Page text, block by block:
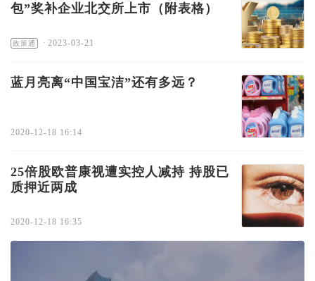
包”奖补企业北交所上市（附表格）
政策通 · 2023-03-21
蓝月亮离“中国宝洁”还有多远？
2020-12-18 16:14
25倍股欧普康视遭实控人减持 持股已
质押近两成
2020-12-18 16:35